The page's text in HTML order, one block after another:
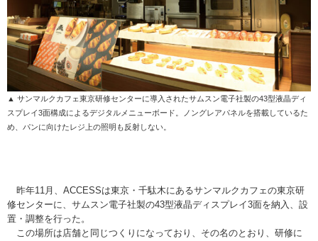
▲ サンマルクカフェ東京研修センターに導入されたサムスン電子社製の43型液晶ディ
スプレイ3面構成によるデジタルメニューボード。ノングレアパネルを搭載しているた
め、パンに向けたレジ上の照明も反射しない。
昨年11月、ACCESSは東京・千駄木にあるサンマルクカフェの東京研
修センターに、サムスン電子社製の43型液晶ディスプレイ3面を納入、設
置・調整を行った。
この場所は店舗と同じつくりになっており、その名のとおり、研修に